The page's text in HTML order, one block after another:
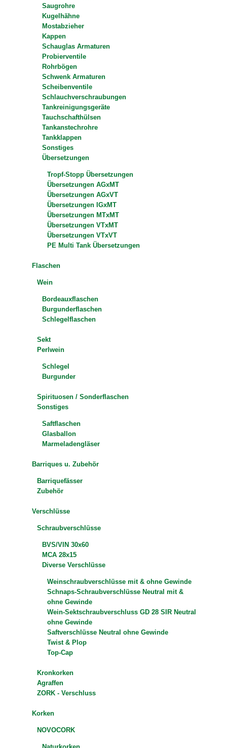
Saugrohre
Kugelhähne
Mostabzieher
Kappen
Schauglas Armaturen
Probierventile
Rohrbögen
Schwenk Armaturen
Scheibenventile
Schlauchverschraubungen
Tankreinigungsgeräte
Tauchschafthülsen
Tankanstechrohre
Tankklappen
Sonstiges
Übersetzungen
Tropf-Stopp Übersetzungen
Übersetzungen AGxMT
Übersetzungen AGxVT
Übersetzungen IGxMT
Übersetzungen MTxMT
Übersetzungen VTxMT
Übersetzungen VTxVT
PE Multi Tank Übersetzungen
Flaschen
Wein
Bordeauxflaschen
Burgunderflaschen
Schlegelflaschen
Sekt
Perlwein
Schlegel
Burgunder
Spirituosen / Sonderflaschen
Sonstiges
Saftflaschen
Glasballon
Marmeladengläser
Barriques u. Zubehör
Barriquefässer
Zubehör
Verschlüsse
Schraubverschlüsse
BVS/VIN 30x60
MCA 28x15
Diverse Verschlüsse
Weinschraubverschlüsse mit & ohne Gewinde
Schnaps-Schraubverschlüsse Neutral mit &
ohne Gewinde
Wein-Sektschraubverschluss GD 28 SIR Neutral
ohne Gewinde
Saftverschlüsse Neutral ohne Gewinde
Twist & Plop
Top-Cap
Kronkorken
Agraffen
ZORK - Verschluss
Korken
NOVOCORK